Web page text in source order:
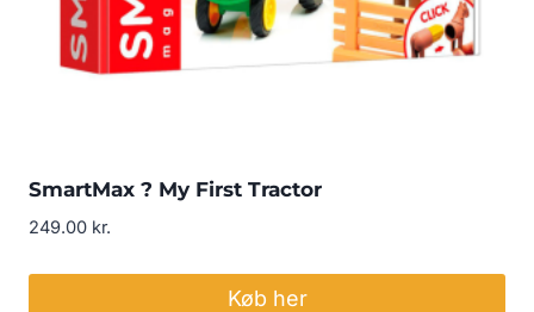
SmartMax ? My First Tractor
249.00 kr.
Køb her